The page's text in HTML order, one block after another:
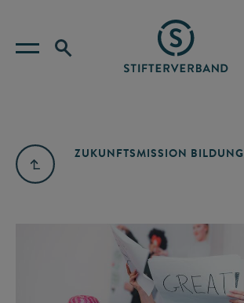
ZUKUNFTSMISSION BILDUNG